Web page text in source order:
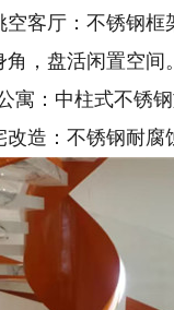
客厅：不锈钢框
，盘活闲置空间。
：中柱式不锈钢
造：不锈钢耐腐